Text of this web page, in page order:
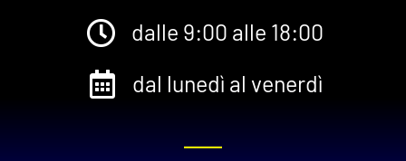
dalle 9:00 alle 18:00
dal lunedì al venerdì